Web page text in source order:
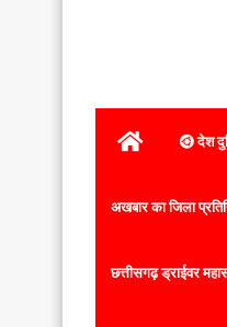
होम देश
अखबार का जिला
छत्तीसगढ़ ड्राईवर